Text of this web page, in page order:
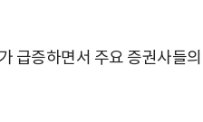
급증하면서 주요 증권사들의